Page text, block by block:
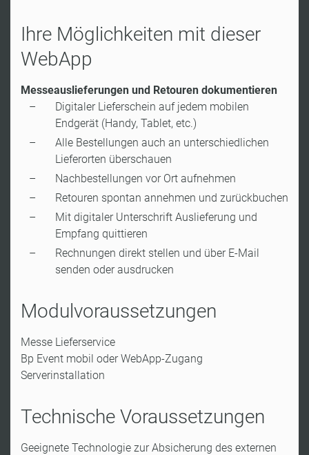
Ihre Möglichkeiten mit dieser
WebApp
Messeauslieferungen und Retouren dokumentieren
Digitaler Lieferschein auf jedem mobilen
Endgerät (Handy, Tablet, etc.)
Alle Bestellungen auch an unterschiedlichen
Lieferorten überschauen
Nachbestellungen vor Ort aufnehmen
Retouren spontan annehmen und zurückbuchen
Mit digitaler Unterschrift Auslieferung und
Empfang quittieren
Rechnungen direkt stellen und über E-Mail
senden oder ausdrucken
Modulvoraussetzungen
Messe Lieferservice
Bp Event mobil oder WebApp-Zugang
Serverinstallation
Technische Voraussetzungen
Geeignete Technologie zur Absicherung des externen